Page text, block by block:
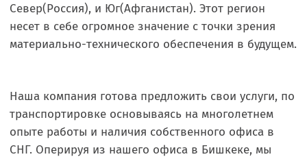
Север(Россия), и Юг(Афганистан). Этот регион
несет в себе огромное значение с точки зрения
материально-технического обеспечения в будущем.
Наша компания готова предложить свои услуги, по
транспортировке основываясь на многолетнем
опыте работы и наличия собственного офиса в
СНГ. Оперируя из нашего офиса в Бишкеке, мы